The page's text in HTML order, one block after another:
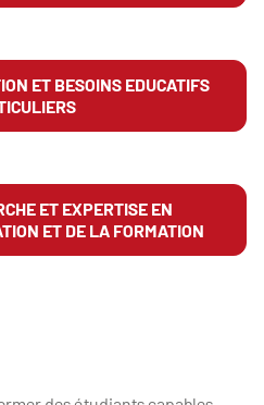
ET BESOINS EDUCATIFS
ET EXPERTISE EN
ET DE LA FORMATION